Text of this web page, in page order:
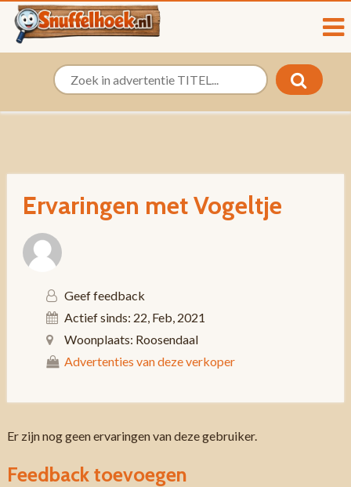
Ervaringen met Vogeltje
Geef feedback
Actief sinds: 22, Feb, 2021
Woonplaats: Roosendaal
Advertenties van deze verkoper
Er zijn nog geen ervaringen van deze gebruiker.
Feedback toevoegen